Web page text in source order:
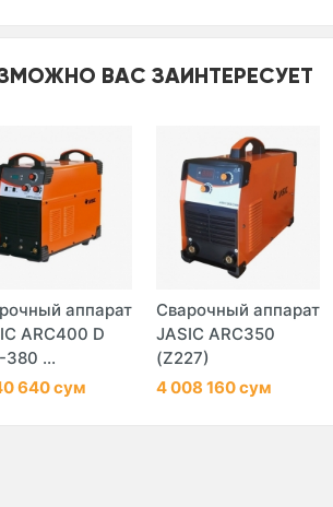
ВАС ЗАИНТЕРЕСУЕТ
аппарат
ARC400 D
380 ...
640 сум
Сварочный аппарат
JASIC ARC350
(Z227)
4 008 160 сум